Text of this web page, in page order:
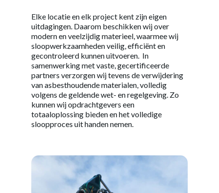
Elke locatie en elk project kent zijn eigen
uitdagingen. Daarom beschikken wij over
modern en veelzijdig materieel, waarmee wij
sloopwerkzaamheden veilig, efficiënt en
gecontroleerd kunnen uitvoeren. In
samenwerking met vaste, gecertificeerde
partners verzorgen wij tevens de verwijdering
van asbesthoudende materialen, volledig
volgens de geldende wet- en regelgeving. Zo
kunnen wij opdrachtgevers een
totaaloplossing bieden en het volledige
sloopproces uit handen nemen.